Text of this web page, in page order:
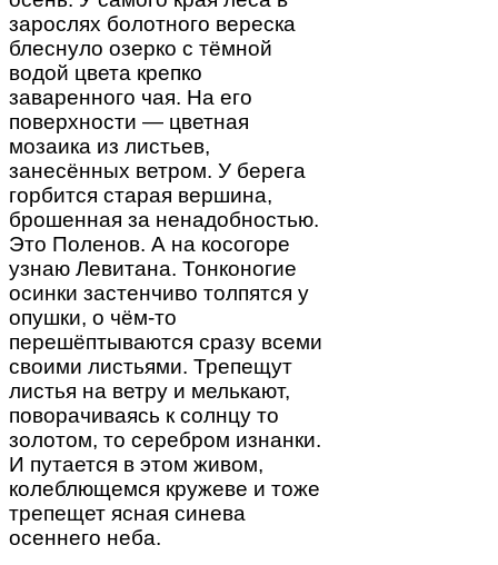
зарослях болотного вереска
блеснуло озерко с тёмной
водой цвета крепко
заваренного чая. На его
поверхности — цветная
мозаика из листьев,
занесённых ветром. У берега
горбится старая вершина,
брошенная за ненадобностью.
Это Поленов. А на косогоре
узнаю Левитана. Тонконогие
осинки застенчиво толпятся у
опушки, о чём-то
перешёптываются сразу всеми
своими листьями. Трепещут
листья на ветру и мелькают,
поворачиваясь к солнцу то
золотом, то серебром изнанки.
И путается в этом живом,
колеблющемся кружеве и тоже
трепещет ясная синева
осеннего неба.